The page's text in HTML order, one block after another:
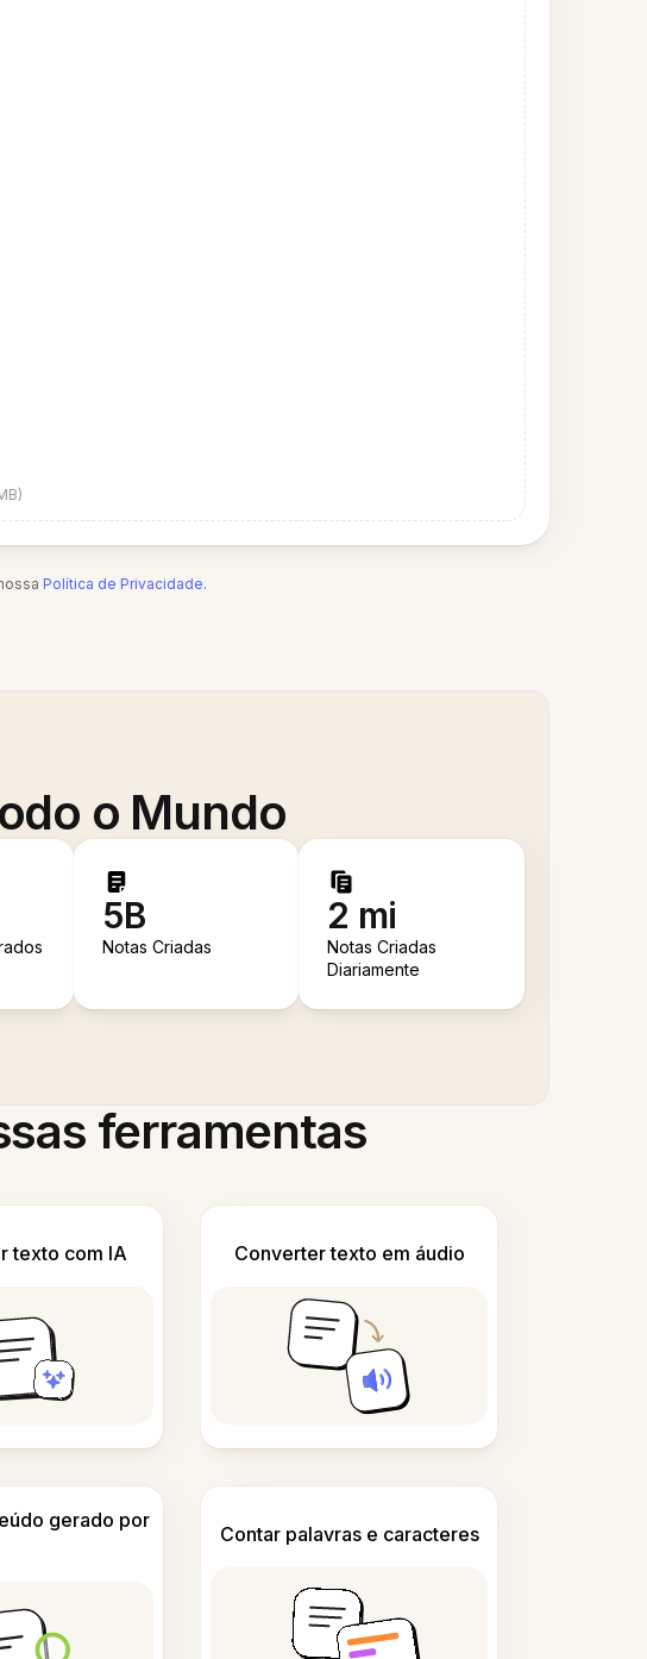
Política de Privacidade.
o Mundo
5B
Notas Criadas
2 mi
Notas Criadas
Diariamente
ferramentas
texto com IA Converter texto em áudio
gerado por
Contar palavras e caracteres